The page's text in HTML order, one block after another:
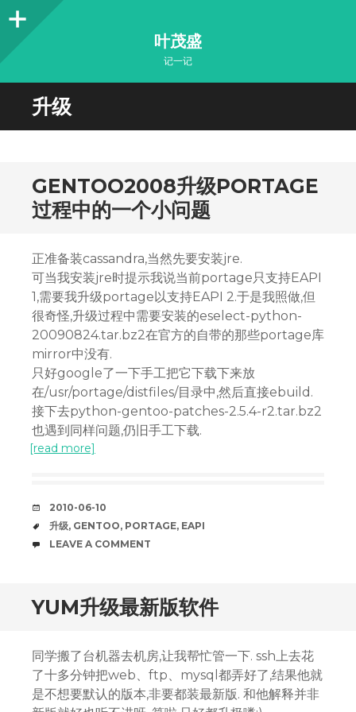
Sidebar
叶茂盛
记一记
升级
GENTOO2008升级PORTAGE
过程中的一个小问题
正准备装cassandra,当然先要安装jre.
可当我安装jre时提示我说当前portage只支持EAPI
1,需要我升级portage以支持EAPI 2.于是我照做,但
很奇怪,升级过程中需要安装的eselect-python-
20090824.tar.bz2在官方的自带的那些portage库
mirror中没有.
只好google了一下手工把它下载下来放
在/usr/portage/distfiles/目录中,然后直接ebuild.
接下去python-gentoo-patches-2.5.4-r2.tar.bz2
也遇到同样问题,仍旧手工下载.
[read more]
DATE
2010-06-10
TAGS
升级, GENTOO, PORTAGE, EAPI
COMMENTS
LEAVE A COMMENT
YUM升级最新版软件
同学搬了台机器去机房,让我帮忙管一下. ssh上去花
了十多分钟把web、ftp、mysql都弄好了,结果他就
是不想要默认的版本,非要都装最新版. 和他解释并非